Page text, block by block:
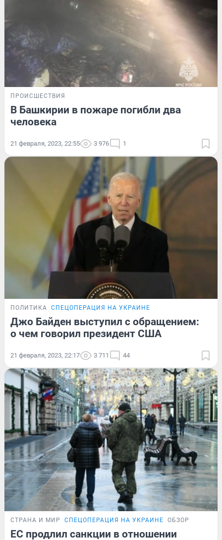
ПРОИСШЕСТВИЯ
В Башкирии в пожаре погибли два
человека
21 февраля, 2023, 22:55 3 976 1
ПОЛИТИКА СПЕЦОПЕРАЦИЯ НА УКРАИНЕ
Джо Байден выступил с обращением:
о чем говорил президент США
21 февраля, 2023, 22:17 3 711 44
СТРАНА И МИР СПЕЦОПЕРАЦИЯ НА УКРАИНЕ ОБЗОР
ЕС продлил санкции в отношении